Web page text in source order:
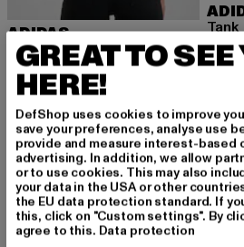
ADIDAS
Asymmetric
17,15 EUR
Derzeitiger Preis: 17,15 EUR
34,99 EUR Aktionspreis: 34,99
Tank
12,90
MELDE
INSPIRIERT
GREAT TO SEE
HERE!
DefShop uses cookies to improve
save your preferences, analyse use
provide and measure interest-based
advertising. In addition, we allow
or to use cookies. This may also
your data in the USA or other
the EU data protection standard. If
this, click on "Custom settings". By
agree to this. Data protection